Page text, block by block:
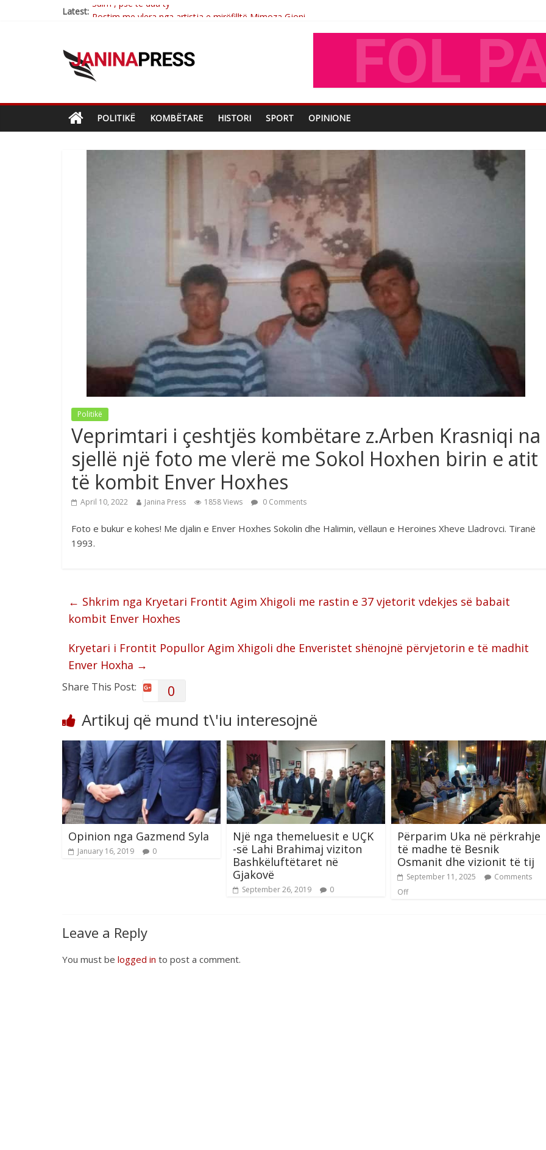
Latest: Postim me vlera nga artistja e mirëfilltë Mimoza Gjoni
Brahim Çekaj njē veprimtar i respektuar i çeshtjës kombëtare
Sulm , pse të dua ty
POLITIKË KOMBËTARE HISTORI SPORT OPINIONE
Politikë
Veprimtari i çeshtjës kombëtare z.Arben Krasniqi na
sjellë një foto me vlerë me Sokol Hoxhen birin e atit
të kombit Enver Hoxhes
April 10, 2022 Janina Press 1858 Views 0 Comments
Foto e bukur e kohes! Me djalin e Enver Hoxhes Sokolin dhe Halimin, vëllaun e Heroines Xheve Lladrovci. Tiranë
1993.
← Shkrim nga Kryetari Frontit Agim Xhigoli me rastin e 37 vjetorit vdekjes së babait
kombit Enver Hoxhes
Kryetari i Frontit Popullor Agim Xhigoli dhe Enveristet shënojnë përvjetorin e të madhit
Enver Hoxha →
Share This Post: 0
Artikuj që mund t\'iu interesojnë
Opinion nga Gazmend Syla
January 16, 2019 0
Një nga themeluesit e UÇK
-së Lahi Brahimaj viziton
Bashkëluftëtaret në
Gjakovë
September 26, 2019 0
Përparim Uka në përkrahje
të madhe të Besnik
Osmanit dhe vizionit të tij
September 11, 2025
Comments
Off
Leave a Reply
You must be logged in to post a comment.